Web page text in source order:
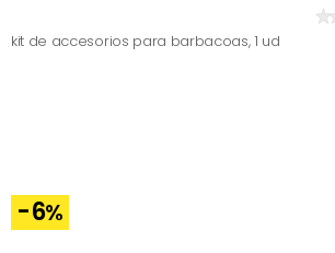
kit de accesorios para barbacoas, 1 ud
-6%